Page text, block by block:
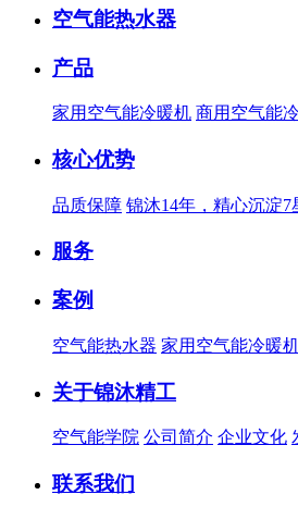
空气能热水器
产品
家用空气能冷暖机 商用空气能
核心优势
品质保障 锦沐14年，精心沉淀
服务
案例
空气能热水器 家用空气能冷暖
关于锦沐精工
空气能学院 公司简介 企业文化
联系我们